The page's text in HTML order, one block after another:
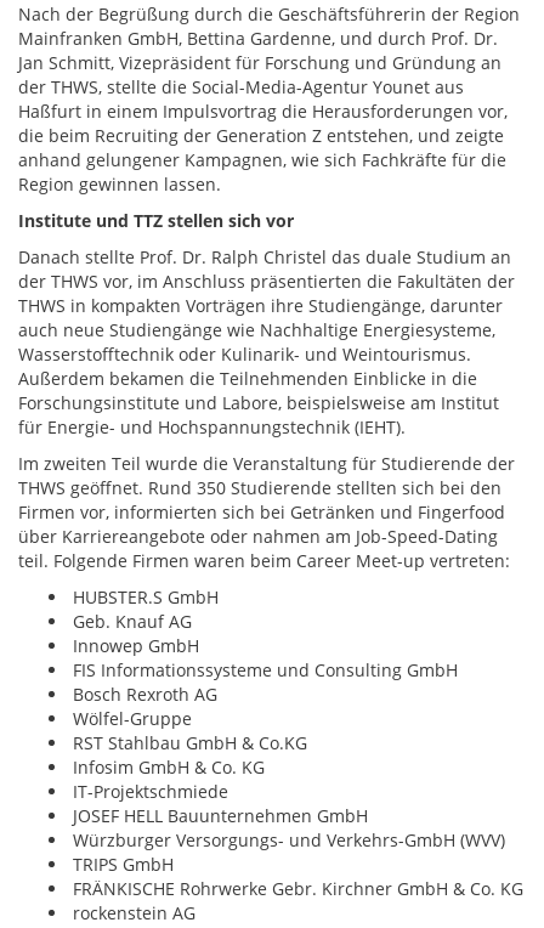
Nach der Begrüßung durch die Geschäftsführerin der Region
Mainfranken GmbH, Bettina Gardenne, und durch Prof. Dr.
Jan Schmitt, Vizepräsident für Forschung und Gründung an
der THWS, stellte die Social-Media-Agentur Younet aus
Haßfurt in einem Impulsvortrag die Herausforderungen vor,
die beim Recruiting der Generation Z entstehen, und zeigte
anhand gelungener Kampagnen, wie sich Fachkräfte für die
Region gewinnen lassen.
Institute und TTZ stellen sich vor
Danach stellte Prof. Dr. Ralph Christel das duale Studium an
der THWS vor, im Anschluss präsentierten die Fakultäten der
THWS in kompakten Vorträgen ihre Studiengänge, darunter
auch neue Studiengänge wie Nachhaltige Energiesysteme,
Wasserstofftechnik oder Kulinarik- und Weintourismus.
Außerdem bekamen die Teilnehmenden Einblicke in die
Forschungsinstitute und Labore, beispielsweise am Institut
für Energie- und Hochspannungstechnik (IEHT).
Im zweiten Teil wurde die Veranstaltung für Studierende der
THWS geöffnet. Rund 350 Studierende stellten sich bei den
Firmen vor, informierten sich bei Getränken und Fingerfood
über Karriereangebote oder nahmen am Job-Speed-Dating
teil. Folgende Firmen waren beim Career Meet-up vertreten:
HUBSTER.S GmbH
Geb. Knauf AG
Innowep GmbH
FIS Informationssysteme und Consulting GmbH
Bosch Rexroth AG
Wölfel-Gruppe
RST Stahlbau GmbH & Co.KG
Infosim GmbH & Co. KG
IT-Projektschmiede
JOSEF HELL Bauunternehmen GmbH
Würzburger Versorgungs- und Verkehrs-GmbH (WVV)
TRIPS GmbH
FRÄNKISCHE Rohrwerke Gebr. Kirchner GmbH & Co. KG
rockenstein AG